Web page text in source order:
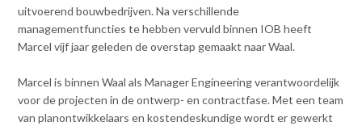
tuitvoerend bouwbedrijven. Na verschillende
managementfuncties te hebben vervuld binnen IOB heeft
Marcel vijf jaar geleden de overstap gemaakt naar Waal.
Marcel is binnen Waal als Manager Engineering verantwoordelijk
voor de projecten in de ontwerp- en contractfase. Met een team
van planontwikkelaars en kostendeskundige wordt er gewerkt
Contact
Zoek